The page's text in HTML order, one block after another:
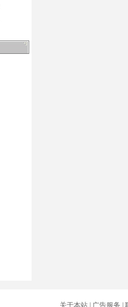
关于本站| 广告服务